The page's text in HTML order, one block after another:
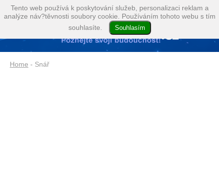
Home - Snář
Tento web používá k poskytování služeb, personalizaci reklam a
analýze náv?těvnosti soubory cookie. Používáním tohoto webu s tím
souhlasíte.